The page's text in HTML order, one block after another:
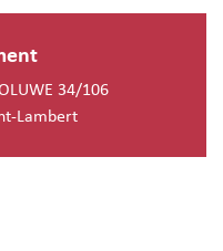
34/106
Lambert